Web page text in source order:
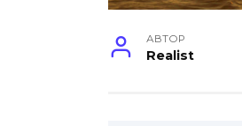
АВТОР
Realist